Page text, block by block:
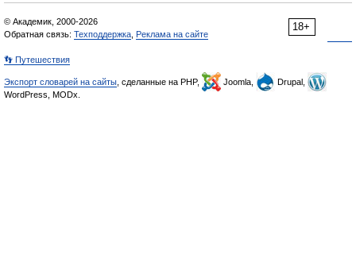
18+
© Академик, 2000-2026
Обратная связь: Техподдержка Реклама на сайте
👣 Путешествия
Экспорт словарей на сайты , сделанные на PHP, Joomla,
Drupal,
WordPress, MODx.